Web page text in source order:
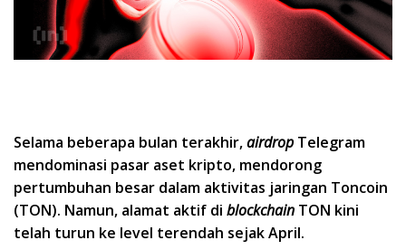
Selama beberapa bulan terakhir,airdrop Telegram
mendominasi pasar aset kripto, mendorong
pertumbuhan besar dalam aktivitas jaringan Toncoin
(TON). Namun, alamat aktif di blockchain TON kini
telah turun ke level terendah sejak April.